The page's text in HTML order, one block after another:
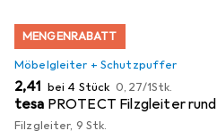
MENGENRABATT
Möbelgleiter + Schutzpuffer
EUR
2,41 bei 4 Stück EUR
0,27/1Stk.
tesa PROTECT Filzgleiter rund
Filzgleiter, 9 Stk.